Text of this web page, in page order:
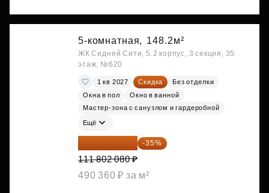
5-комнатная, 148.2м²
ЖК Сидней Сити, 5.2 корпус, 3 секция, 35
этаж, №620
1 кв 2027 Скидка
Без отделки
Окна в пол
Окно в ванной
Мастер-зона с санузлом и гардеробной
Ещё
72 671 352 ₽ -35%
111 802 080 ₽
490 360 ₽ за м²